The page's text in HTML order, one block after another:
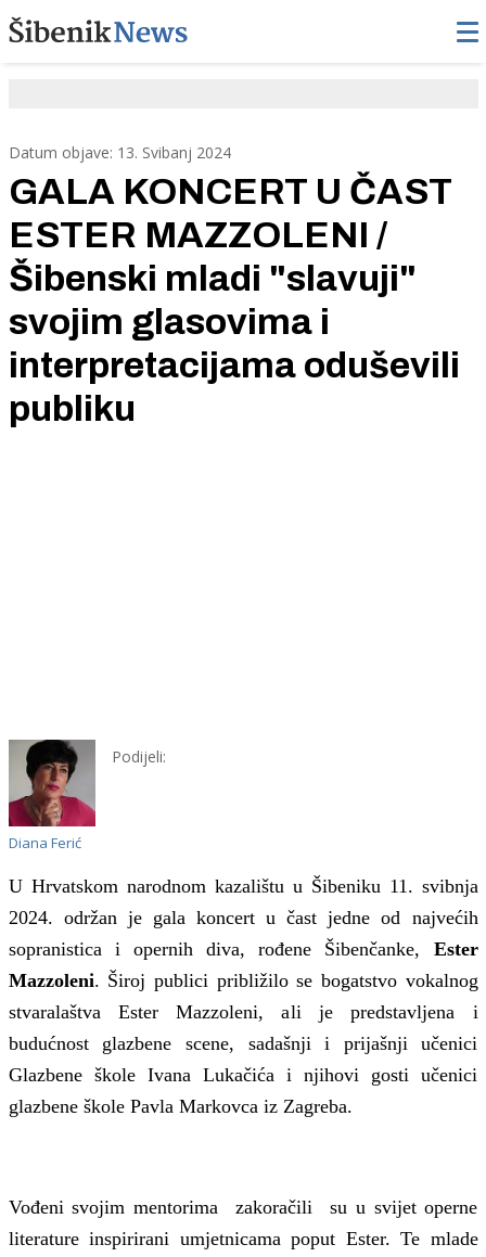
Datum objave: 13. Svibanj 2024
GALA KONCERT U ČAST
ESTER MAZZOLENI /
Šibenski mladi "slavuji"
svojim glasovima i
interpretacijama oduševili
publiku
Diana Ferić
Podijeli:
U Hrvatskom narodnom kazalištu u Šibeniku 11. svibnja
2024. održan je gala koncert u čast jedne od najvećih
sopranistica i opernih diva, rođene Šibenčanke, Ester
Mazzoleni. Široj publici približilo se bogatstvo vokalnog
stvaralaštva Ester Mazzoleni, ali je predstavljena i
budućnost glazbene scene, sadašnji i prijašnji učenici
Glazbene škole Ivana Lukačića i njihovi gosti učenici
glazbene škole Pavla Markovca iz Zagreba.
Vođeni svojim mentorima zakoračili su u svijet operne
literature inspirirani umjetnicama poput Ester. Te mlade